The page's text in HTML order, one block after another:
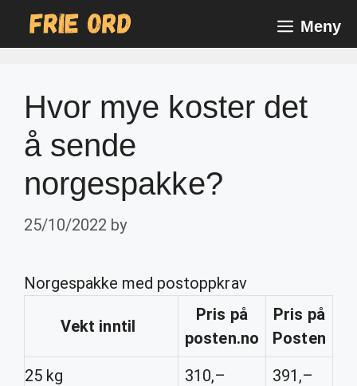
Meny
Hvor mye koster det
å sende
norgespakke?
25/10/2022 by
Norgespakke med postoppkrav
Vekt inntil
Pris på
posten.no
Pris på
Posten
25 kg
310,–
391,–